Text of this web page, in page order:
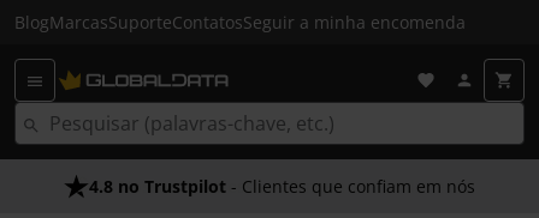
BlogMarcasSuporteContatosSeguir a minha encomenda
4.8 no Trustpilot - Clientes que confiam em nós